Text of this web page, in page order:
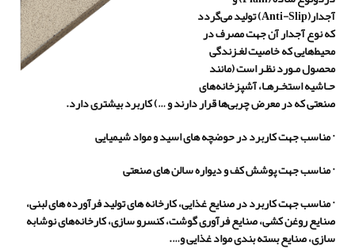
آجدار(Anti-Slip) تولید میگردد
که نوع آجدار آن جهت مصرف در
محیطهایی که خاصیت لغـزندگی
محصول مـورد نظـر است (مانند
حـاشیه استخـرهـا، آشپزخانههای
صنعتی که در معرض چربیها قرار دارند و …) کاربرد بیشتری دارد.
·مناسب جهت کاربرد در حوضچه های اسید و مواد شیمیایی
·مناسب جهت پوشش کف و دیواره سالن های صنعتی
·مناسب جهت کاربرد در صنایع غذایی، کارخانه های تولید فرآورده های لبنی،
صنایع روغن کشی، صنایع فرآوری گوشت، کنسرو سازی، کارخانههای نوشابه
سازی، صنایع بسته بندی مواد غذایی و….